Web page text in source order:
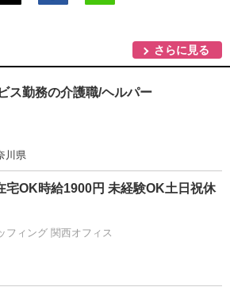
さらに見る
ス勤務の介護職/ヘルパー
川県
宅OK時給1900円 未経験OK土日祝休
フィング 関西オフィス